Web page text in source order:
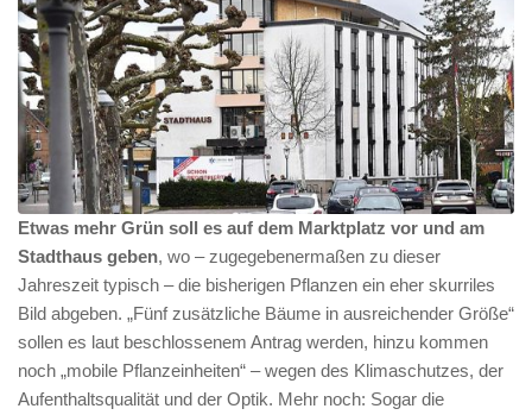
Etwas mehr Grün soll es auf dem Marktplatz vor und am
Stadthaus geben, wo – zugegebenermaßen zu dieser
Jahreszeit typisch – die bisherigen Pflanzen ein eher skurriles
Bild abgeben. „Fünf zusätzliche Bäume in ausreichender Größe“
sollen es laut beschlossenem Antrag werden, hinzu kommen
noch „mobile Pflanzeinheiten“ – wegen des Klimaschutzes, der
Aufenthaltsqualität und der Optik. Mehr noch: Sogar die